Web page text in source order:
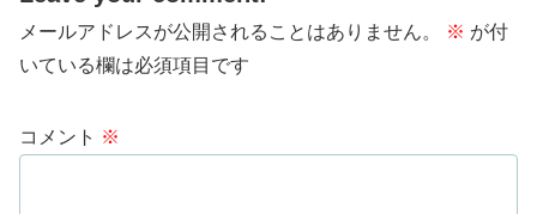
メールアドレスが公開されることはありません。 ※ が付
いている欄は必須項目です
コメント ※